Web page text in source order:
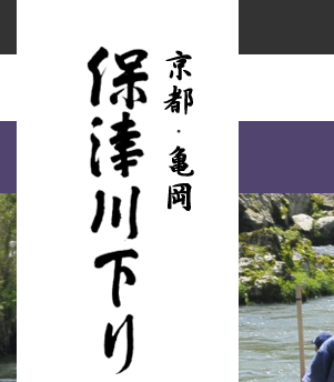
ナ
ビ
ゲ
ー
シ
ョ
ン
を